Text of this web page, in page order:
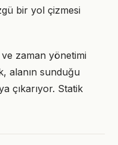
bir yol çizmesi
zaman yönetimi
alanın sunduğu
çıkarıyor. Statik